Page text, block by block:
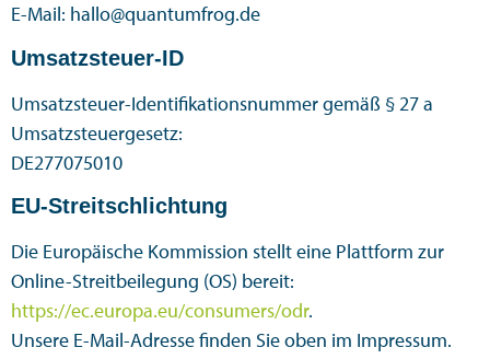
E-Mail: hallo@quantumfrog.de
Umsatzsteuer-ID
Umsatzsteuer-Identifikationsnummer gemäß § 27 a
Umsatzsteuergesetz:
DE277075010
EU-Streitschlichtung
Die Europäische Kommission stellt eine Plattform zur
Online-Streitbeilegung (OS) bereit:
https://ec.europa.eu/consumers/odr.
Unsere E-Mail-Adresse finden Sie oben im Impressum.